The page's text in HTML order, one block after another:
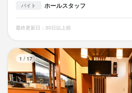
バイト ホールスタッフ
最終更新日：30日以上前
1 / 17